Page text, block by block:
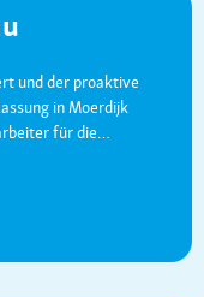
und der proaktive
in Moerdijk
für die…